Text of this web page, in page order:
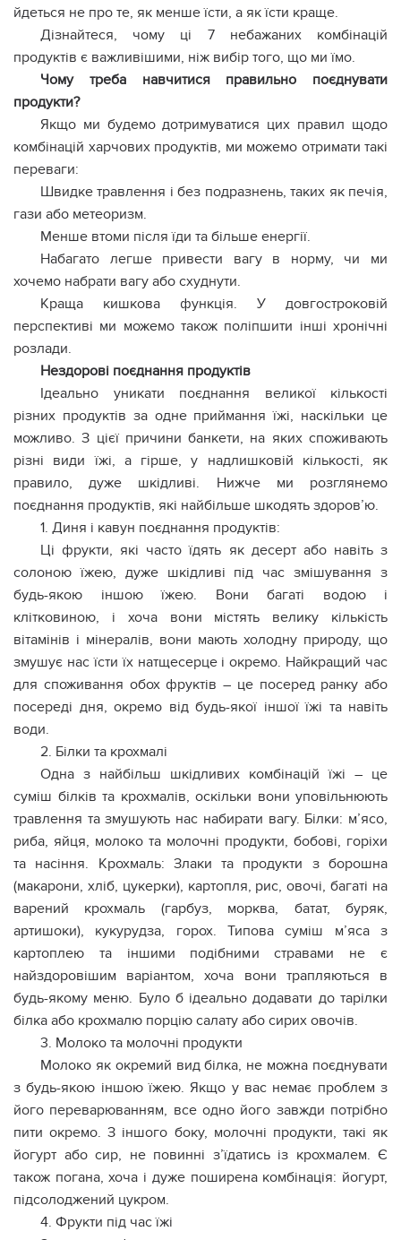
йдеться не про те, як менше їсти, а як їсти краще.
Дізнайтеся, чому ці 7 небажаних комбінацій
продуктів є важливішими, ніж вибір того, що ми їмо.
Чому треба навчитися правильно поєднувати
продукти?
Якщо ми будемо дотримуватися цих правил щодо
комбінацій харчових продуктів, ми можемо отримати такі
переваги:
Швидке травлення і без подразнень, таких як печія,
гази або метеоризм.
Менше втоми після їди та більше енергії.
Набагато легше привести вагу в норму, чи ми
хочемо набрати вагу або схуднути.
Краща кишкова функція. У довгостроковій
перспективі ми можемо також поліпшити інші хронічні
розлади.
Нездорові поєднання продуктів
Ідеально уникати поєднання великої кількості
різних продуктів за одне приймання їжі, наскільки це
можливо. З цієї причини банкети, на яких споживають
різні види їжі, а гірше, у надлишковій кількості, як
правило, дуже шкідливі. Нижче ми розглянемо
поєднання продуктів, які найбільше шкодять здоров’ю.
1. Диня і кавун поєднання продуктів:
Ці фрукти, які часто їдять як десерт або навіть з
солоною їжею, дуже шкідливі під час змішування з
будь-якою іншою їжею. Вони багаті водою і
клітковиною, і хоча вони містять велику кількість
вітамінів і мінералів, вони мають холодну природу, що
змушує нас їсти їх натщесерце і окремо. Найкращий час
для споживання обох фруктів – це посеред ранку або
посереді дня, окремо від будь-якої іншої їжі та навіть
води.
2. Білки та крохмалі
Одна з найбільш шкідливих комбінацій їжі – це
суміш білків та крохмалів, оскільки вони уповільнюють
травлення та змушують нас набирати вагу. Білки: м’ясо,
риба, яйця, молоко та молочні продукти, бобові, горіхи
та насіння. Крохмаль: Злаки та продукти з борошна
(макарони, хліб, цукерки), картопля, рис, овочі, багаті на
варений крохмаль (гарбуз, морква, батат, буряк,
артишоки), кукурудза, горох. Типова суміш м’яса з
картоплею та іншими подібними стравами не є
найздоровішим варіантом, хоча вони трапляються в
будь-якому меню. Було б ідеально додавати до тарілки
білка або крохмалю порцію салату або сирих овочів.
3. Молоко та молочні продукти
Молоко як окремий вид білка, не можна поєднувати
з будь-якою іншою їжею. Якщо у вас немає проблем з
його переварюванням, все одно його завжди потрібно
пити окремо. З іншого боку, молочні продукти, такі як
йогурт або сир, не повинні з’їдатись із крохмалем. Є
також погана, хоча і дуже поширена комбінація: йогурт,
підсолоджений цукром.
4. Фрукти під час їжі